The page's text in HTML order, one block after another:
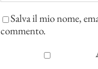
Salva il mio nome,
commento.